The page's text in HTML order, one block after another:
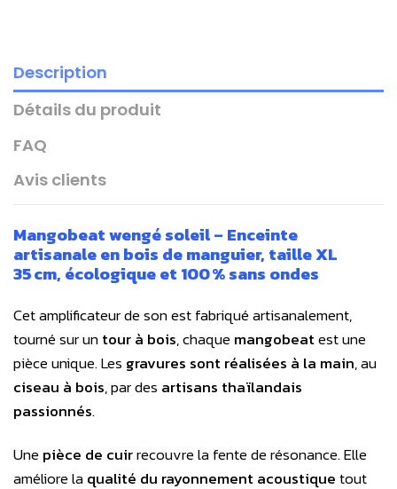
Description
Détails du produit
FAQ
Avis clients
Mangobeat wengé soleil – Enceinte
artisanale en bois de manguier, taille XL
35 cm, écologique et 100 % sans ondes
Cetamplificateur de sonest fabriqué artisanalement,
tourné sur untour à bois, chaquemangobeatest une
pièce unique. Les gravures sont réalisées à la main, au
ciseau à bois, par des artisans thaïlandais
passionnés.
Unepièce de cuirrecouvre la fente de résonance. Elle
améliore laqualité du rayonnement acoustiquetout